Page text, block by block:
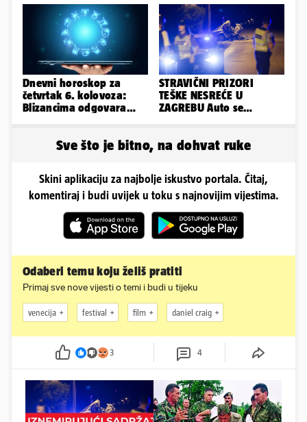
Dnevni horoskop za
četvrtak 6. kolovoza:
Blizancima odgovara
STRAVIČNI PRIZORI
TEŠKE NESREĆE U
ZAGREBU Auto se
Sve što je bitno, na dohvat ruke
Skini aplikaciju za najbolje iskustvo portala. Čitaj,
komentiraj i budi uvijek u toku s najnovijim vijestima.
Odaberi temu koju želiš pratiti
Primaj sve nove vijesti o temi i budi u tijeku
venecija festival film daniel craig
3 4